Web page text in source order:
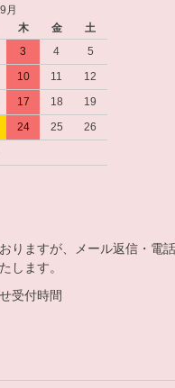
月
木 金
土
3 4
5
10 11
12
17 18
19
24 25
26
りますが、メール返信・電
します。
受付時間